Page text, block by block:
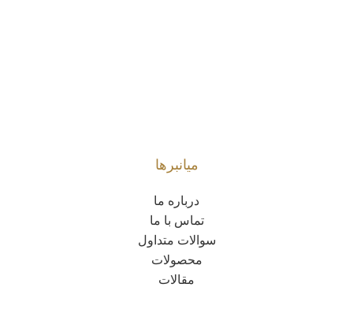
میانبرها
درباره ما
تماس با ما
سوالات متداول
محصولات
مقالات